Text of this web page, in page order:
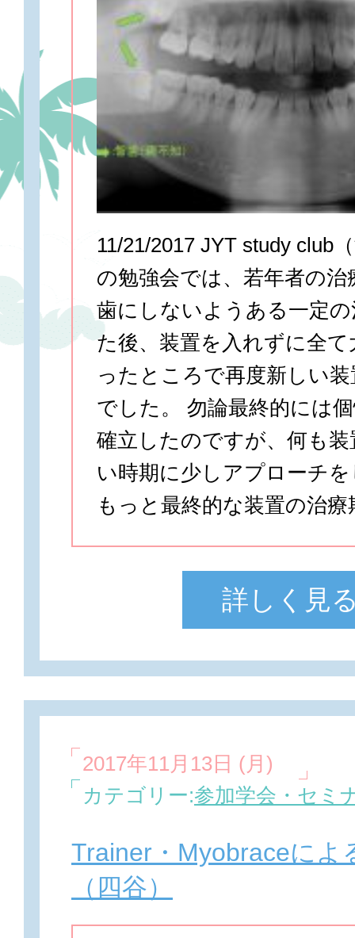
11/21/2017 JYT study club
の勉強会では、若年者の
歯にしないようある一定
た後、装置を入れずに全
ったところで再度新しい
でした。 勿論最終的には
確立したのですが、何も
い時期に少しアプローチ
もっと最終的な装置の治
詳しく見
2017年11月13日 (月)
カテゴリー:参加学会・セミ
Trainer・Myobraceによ
（四谷）